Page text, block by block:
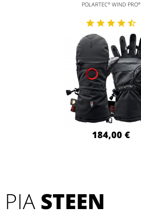
POLARTEC®WIND PRO®
184,00 €
PIA STEEN